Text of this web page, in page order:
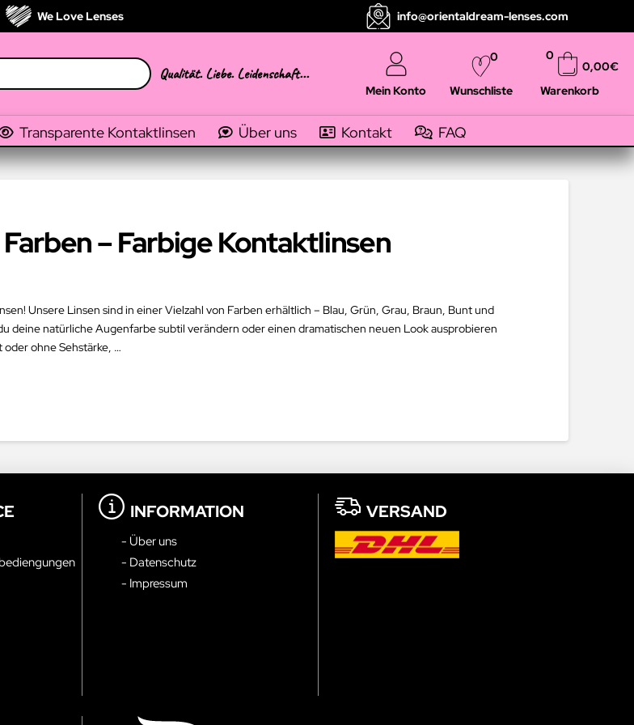
We Love Lenses info@orientaldream-lenses.com
Qualität. Liebe. Leidenschaft...
Mein Konto Wunschliste
0
Warenkorb
0,00€
0
Transparente Kontaktlinsen Über uns Kontakt FAQ
– Farbige Kontaktlinsen
Unsere Linsen sind in einer Vielzahl von Farben erhältlich – Blau, Grün, Grau, Braun, Bunt und
deine natürliche Augenfarbe subtil verändern oder einen dramatischen neuen Look ausprobieren
ohne Sehstärke, …
INFORMATION
- Über uns
- Datenschutz
- Impressum
VERSAND